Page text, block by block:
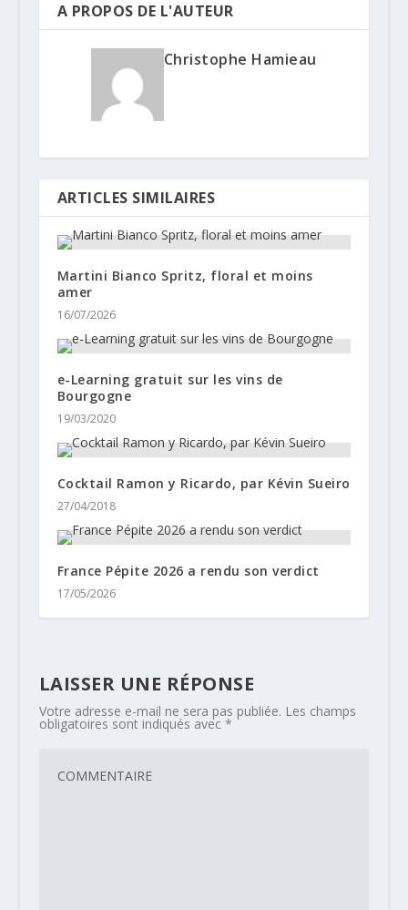
A PROPOS DE L'AUTEUR
Christophe Hamieau
ARTICLES SIMILAIRES
Martini Bianco Spritz, floral et moins
amer
16/07/2026
e-Learning gratuit sur les vins de
Bourgogne
19/03/2020
Cocktail Ramon y Ricardo, par Kévin Sueiro
27/04/2018
France Pépite 2026 a rendu son verdict
17/05/2026
LAISSER UNE RÉPONSE
Votre adresse e-mail ne sera pas publiée. Les champs
obligatoires sont indiqués avec *